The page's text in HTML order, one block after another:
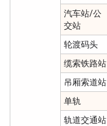
汽车站/公
交站
轮渡码头
缆索铁路站
吊厢索道站
单轨
轨道交通站